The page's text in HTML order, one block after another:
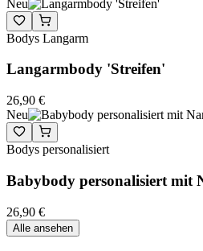
Neu
Bodys Langarm
Langarmbody 'Streifen'
26,90 €
Neu
Bodys personalisiert
Babybody personalisiert mit
26,90 €
Alle ansehen